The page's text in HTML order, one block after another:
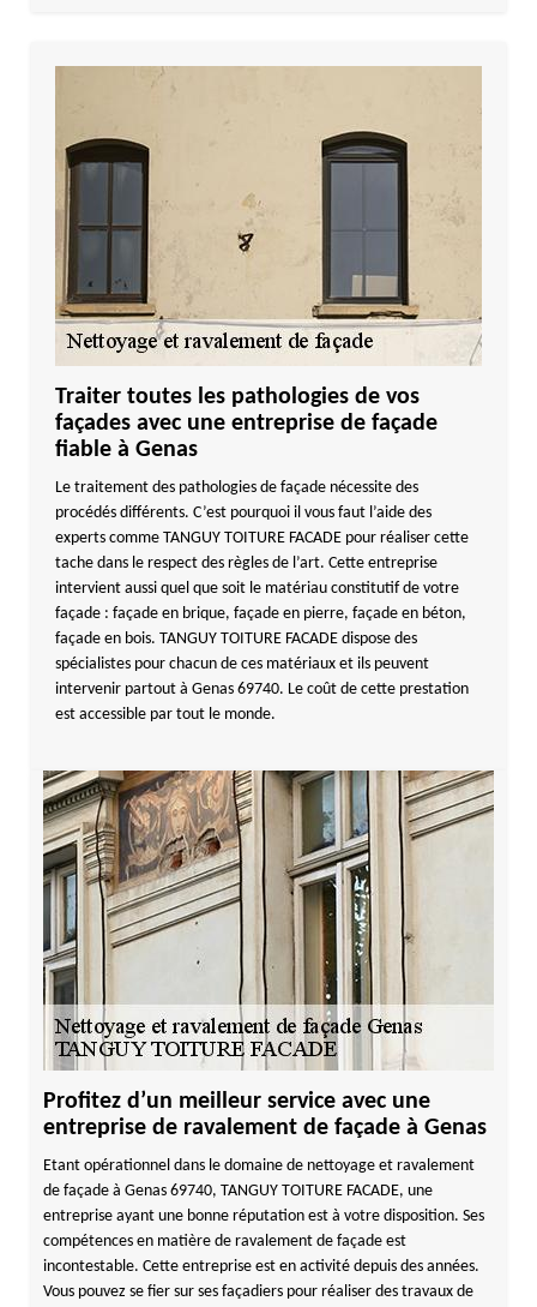
Traiter toutes les pathologies de vos
façades avec une entreprise de façade
fiable à Genas
Le traitement des pathologies de façade nécessite des
procédés différents. C’est pourquoi il vous faut l’aide des
experts comme TANGUY TOITURE FACADE pour réaliser cette
tache dans le respect des règles de l’art. Cette entreprise
intervient aussi quel que soit le matériau constitutif de votre
façade : façade en brique, façade en pierre, façade en béton,
façade en bois. TANGUY TOITURE FACADE dispose des
spécialistes pour chacun de ces matériaux et ils peuvent
intervenir partout à Genas 69740. Le coût de cette prestation
est accessible par tout le monde.
Profitez d’un meilleur service avec une
entreprise de ravalement de façade à Genas
Etant opérationnel dans le domaine de nettoyage et ravalement
de façade à Genas 69740, TANGUY TOITURE FACADE, une
entreprise ayant une bonne réputation est à votre disposition. Ses
compétences en matière de ravalement de façade est
incontestable. Cette entreprise est en activité depuis des années.
Vous pouvez se fier sur ses façadiers pour réaliser des travaux de